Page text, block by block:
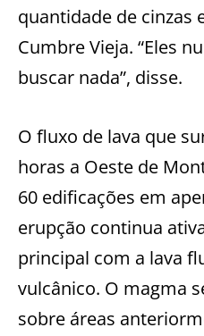
quantidade de cinzas
Cumbre Vieja. “Eles
buscar nada”, disse.
O fluxo de lava que
horas a Oeste de
60 edificações em
erupção continua
principal com a lava
vulcânico. O magma
sobre áreas